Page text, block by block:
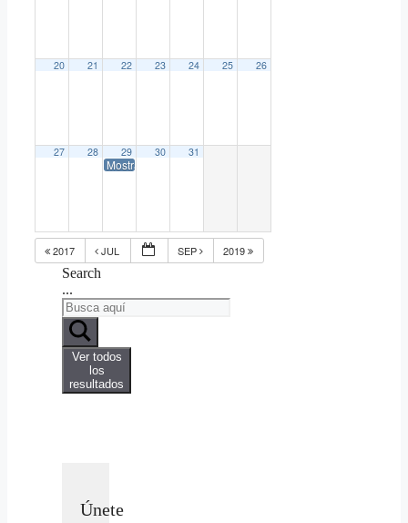
20 21 22 23 24 25 26
27 28 29
Mostra Internacional de Cine de Venecia – La Biennale di
30 31
2017 JUL SEP 2019
Search
...
Ver todos
los
resultados
Únete